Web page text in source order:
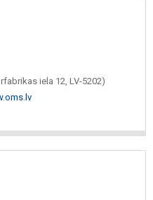
iela 12, LV-5202)